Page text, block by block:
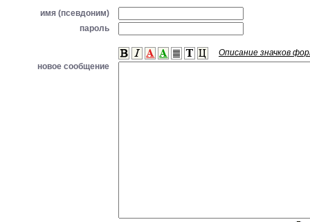
имя (псевдоним)
пароль
Описание значков
новое сообщение